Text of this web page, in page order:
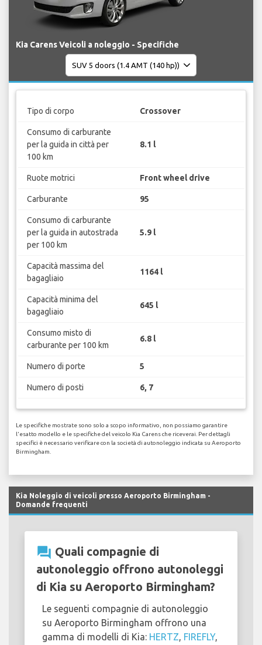
Kia Carens Veicoli a noleggio - Specifiche
Tipo di corpo Crossover
Consumo di carburante
per la guida in città per
100 km
8.1 l
Ruote motrici Front wheel drive
Carburante 95
Consumo di carburante
per la guida in autostrada
per 100 km
5.9 l
Capacità massima del
bagagliaio
1164 l
Capacità minima del
bagagliaio
645 l
Consumo misto di
carburante per 100 km
6.8 l
Numero di porte 5
Numero di posti 6, 7
Le specifiche mostrate sono solo a scopo informativo, non possiamo garantire
l'esatto modello e le specifiche del veicolo Kia Carens che riceverai. Per dettagli
specifici è necessario verificare con la società di autonoleggio indicata su Aeroporto
Birmingham.
Kia Noleggio di veicoli presso Aeroporto Birmingham -
Domande frequenti
question_answer Quali compagnie di
autonoleggio offrono autonoleggi
di Kia su Aeroporto Birmingham?
Le seguenti compagnie di autonoleggio
su Aeroporto Birmingham offrono una
gamma di modelli di Kia: HERTZ, FIREFLY,